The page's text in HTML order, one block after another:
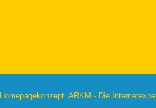
Homepagekonzept: ARKM - Die